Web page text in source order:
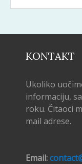
KONTAKT
Ukoliko
informaciju,
roku. Čitaoci
mail adrese.
Email: